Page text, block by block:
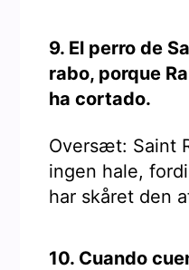
9. El perro de
rabo, porque
ha cortado.
Oversæt: Saint
ingen hale,
har skåret den
10. Cuando